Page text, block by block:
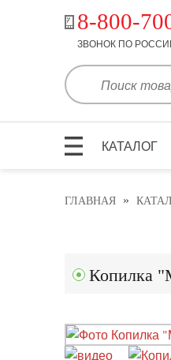
8-800-
ЗВОНОК ПО
КАТАЛОГ
ГЛАВНАЯ »
Копилка